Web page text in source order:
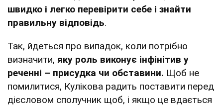
швидко і легко перевірити себе і знайти
правильну відповідь.
Так, йдеться про випадок, коли потрібно
визначити, яку роль виконує інфінітив у
реченні – присудка чи обставини. Щоб не
помилитися, Кулікова радить поставити перед
дієсловом сполучник щоб, і якщо це вдається